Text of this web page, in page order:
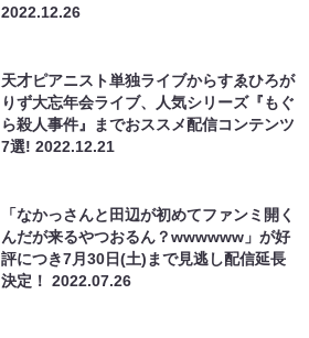
2022.12.26
天才ピアニスト単独ライブからすゑひろが
りず大忘年会ライブ、人気シリーズ『もぐ
ら殺人事件』までおススメ配信コンテンツ
7選!2022.12.21
「なかっさんと田辺が初めてファンミ開く
んだが来るやつおるん？wwwwww」が好
評につき7月30日(土)まで見逃し配信延長
決定！2022.07.26